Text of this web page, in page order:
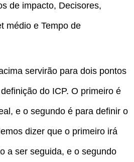
de impacto, Decisores,
médio e Tempo de
servirão para dois pontos
do ICP. O primeiro é
e o segundo é para definir o
dizer que o primeiro irá
a ser seguida, e o segundo